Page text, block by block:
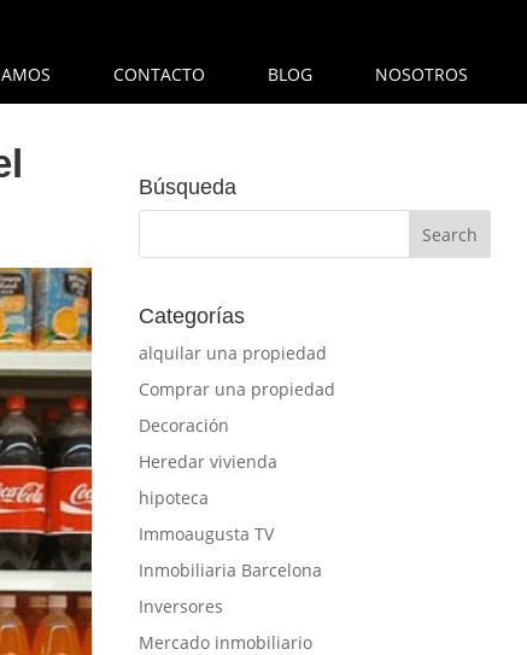
CONTACTO BLOG NOSOTROS
Búsqueda
Categorías
alquilar una propiedad
Comprar una propiedad
Decoración
Heredar vivienda
hipoteca
Immoaugusta TV
Inmobiliaria Barcelona
Inversores
Mercado inmobiliario